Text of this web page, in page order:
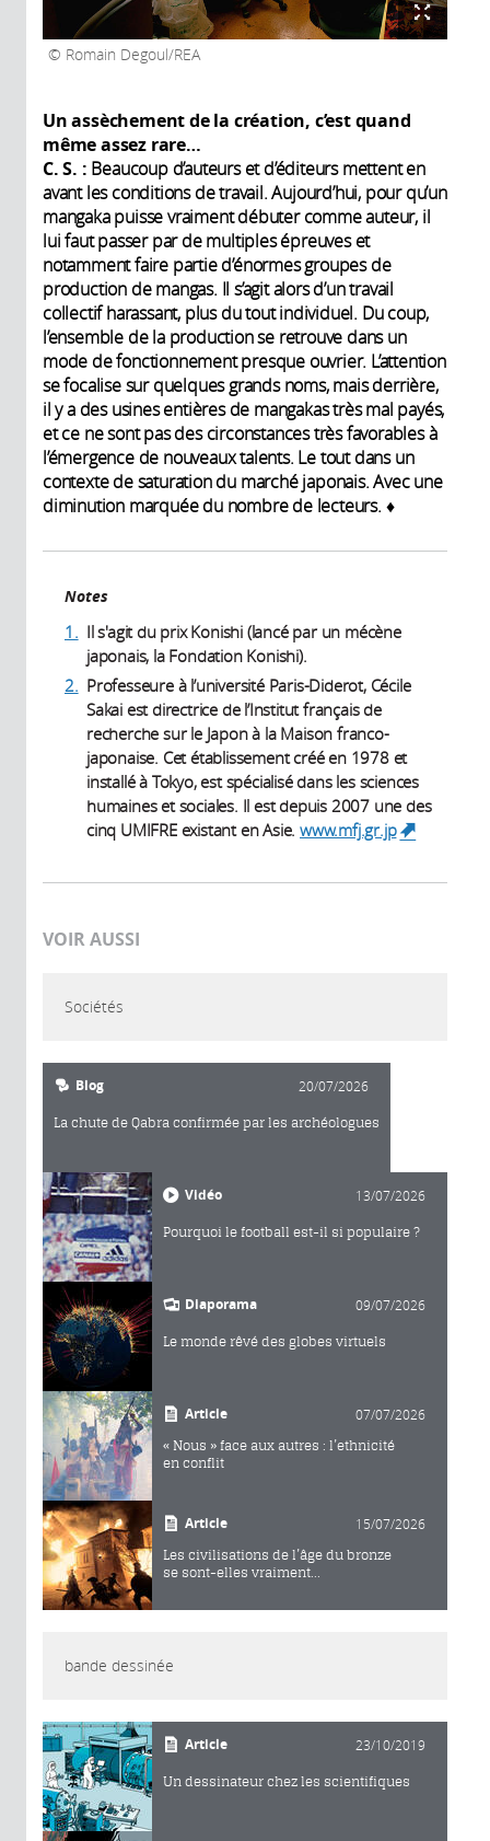
Romain Degoul/REA
Un assèchement de la création, c’est quand
même assez rare…
C. S. : Beaucoup d’auteurs et d’éditeurs mettent en
avant les conditions de travail. Aujourd’hui, pour qu’un
mangaka puisse vraiment débuter comme auteur, il
lui faut passer par de multiples épreuves et
notamment faire partie d’énormes groupes de
production de mangas. Il s’agit alors d’un travail
collectif harassant, plus du tout individuel. Du coup,
l’ensemble de la production se retrouve dans un
mode de fonctionnement presque ouvrier. L’attention
se focalise sur quelques grands noms, mais derrière,
il y a des usines entières de mangakas très mal payés,
et ce ne sont pas des circonstances très favorables à
l’émergence de nouveaux talents. Le tout dans un
contexte de saturation du marché japonais. Avec une
diminution marquée du nombre de lecteurs. ♦
Notes
1. Il s'agit du prix Konishi (lancé par un mécène
japonais, la Fondation Konishi).
2. Professeure à l’université Paris-Diderot, Cécile
Sakai est directrice de l’Institut français de
recherche sur le Japon à la Maison franco-
japonaise. Cet établissement créé en 1978 et
installé à Tokyo, est spécialisé dans les sciences
humaines et sociales. Il est depuis 2007 une des
cinq UMIFRE existant en Asie.www.mfj.gr.jp
VOIR AUSSI
Sociétés
Blog 20/07/2026
La chute de Qabra confirmée par les archéologues
Vidéo 13/07/2026
Pourquoi le football est-il si populaire ?
Diaporama 09/07/2026
Le monde rêvé des globes virtuels
Article 07/07/2026
« Nous » face aux autres : l’ethnicité
en conflit
Article 15/07/2026
Les civilisations de l’âge du bronze
se sont-elles vraiment...
bande dessinée
Article 23/10/2019
Un dessinateur chez les scientifiques